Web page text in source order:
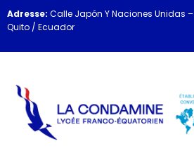
Adresse: Calle Japón Y Naciones Unidas –
Quito / Ecuador